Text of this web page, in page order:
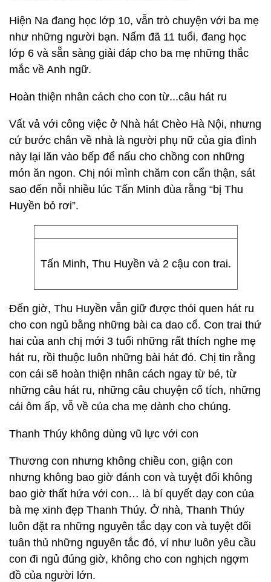
Hiện Na đang học lớp 10, vẫn trò chuyện với ba mẹ
như những người bạn. Nấm đã 11 tuổi, đang học
lớp 6 và sẵn sàng giải đáp cho ba mẹ những thắc
mắc về Anh ngữ.
Hoàn thiện nhân cách cho con từ...câu hát ru
Vất vả với công việc ở Nhà hát Chèo Hà Nội, nhưng
cứ bước chân về nhà là người phụ nữ của gia đình
này lại lăn vào bếp để nấu cho chồng con những
món ăn ngon. Chị nói mình chăm con cẩn thận, sát
sao đến nỗi nhiều lúc Tấn Minh đùa rằng “bị Thu
Huyền bỏ rơi”.
Tấn Minh, Thu Huyền và 2 cậu con trai.
Đến giờ, Thu Huyền vẫn giữ được thói quen hát ru
cho con ngủ bằng những bài ca dao cổ. Con trai thứ
hai của anh chị mới 3 tuổi những rất thích nghe mẹ
hát ru, rồi thuộc luôn những bài hát đó. Chị tin rằng
con cái sẽ hoàn thiện nhân cách ngay từ bé, từ
những câu hát ru, những câu chuyện cổ tích, những
cái ôm ấp, vỗ về của cha mẹ dành cho chúng.
Thanh Thúy không dùng vũ lực với con
Thương con nhưng không chiều con, giận con
nhưng không bao giờ đánh con và tuyệt đối không
bao giờ thất hứa với con… là bí quyết dạy con của
bà mẹ xinh đẹp Thanh Thúy. Ở nhà, Thanh Thúy
luôn đặt ra những nguyên tắc dạy con và tuyệt đối
tuân thủ những nguyên tắc đó, ví như luôn yêu cầu
con đi ngủ đúng giờ, không cho con nghịch ngợm
đồ của người lớn.